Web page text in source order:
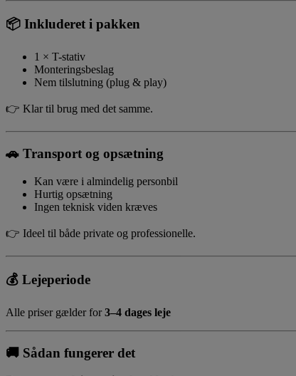
📦 Inkluderet i pakken
1 × T-stativ
Monteringsbeslag
Nem tilslutning (plug & play)
👉 Klar til brug med det samme.
🚗 Transport og opsætning
Kan være i almindelig personbil
Hurtig opsætning
Ingen teknisk viden kræves
👉 Ideel til både private og professionelle.
💰 Lejeperiode
Alle priser gælder for3–4 dages leje
🚚 Sådan fungerer det